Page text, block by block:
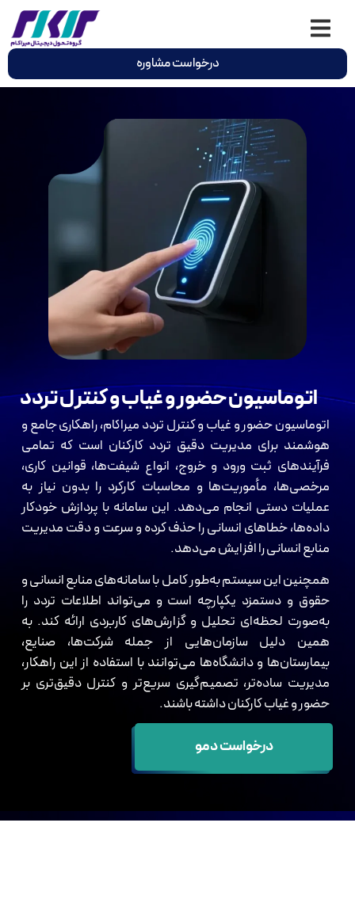
درخواست مشاوره
اتوماسیون حضور و غیاب و کنترل تردد
اتوماسیون حضور و غیاب و کنترل تردد میراکام، راهکاری جامع و
هوشمند برای مدیریت دقیق تردد کارکنان است که تمامی
فرآیندهای ثبت ورود و خروج، انواع شیفت‌ها، قوانین کاری،
مرخصی‌ها، مأموریت‌ها و محاسبات کارکرد را بدون نیاز به
عملیات دستی انجام می‌دهد. این سامانه با پردازش خودکار
داده‌ها، خطاهای انسانی را حذف کرده و سرعت و دقت مدیریت
منابع انسانی را افزایش می‌دهد.
همچنین این سیستم به‌طور کامل با سامانه‌های منابع انسانی و
حقوق و دستمزد یکپارچه است و می‌تواند اطلاعات تردد را
به‌صورت لحظه‌ای تحلیل و گزارش‌های کاربردی ارائه کند. به
همین دلیل سازمان‌هایی از جمله شرکت‌ها، صنایع،
بیمارستان‌ها و دانشگاه‌ها می‌توانند با استفاده از این راهکار،
مدیریت ساده‌تر، تصمیم‌گیری سریع‌تر و کنترل دقیق‌تری بر
حضور و غیاب کارکنان داشته باشند.
درخواست دمو